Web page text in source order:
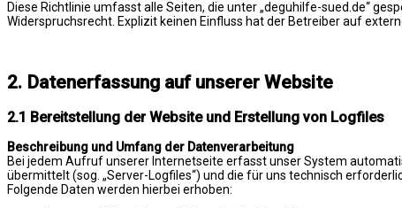
Diese Richtlinie umfasst alle Seiten, die unter „deguhilfe-sued.de“
Widerspruchsrecht. Explizit keinen Einfluss hat der Betreiber auf
2. Datenerfassung auf unserer Website
2.1 Bereitstellung der Website und Erstellung von Logfiles
Beschreibung und Umfang der Datenverarbeitung
Bei jedem Aufruf unserer Internetseite erfasst unser System
übermittelt (sog. „Server-Logfiles“) und die für uns technisch
Folgende Daten werden hierbei erhoben: